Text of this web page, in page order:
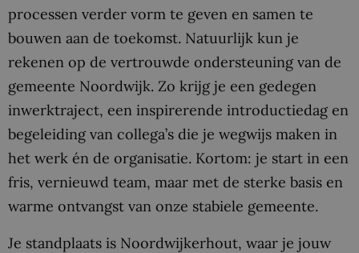
processen verder vorm te geven en samen te
bouwen aan de toekomst. Natuurlijk kun je
rekenen op de vertrouwde ondersteuning van de
gemeente Noordwijk. Zo krijg je een gedegen
inwerktraject, een inspirerende introductiedag en
begeleiding van collega’s die je wegwijs maken in
het werk én de organisatie. Kortom: je start in een
fris, vernieuwd team, maar met de sterke basis en
warme ontvangst van onze stabiele gemeente.
Je standplaats is Noordwijkerhout, waar je jouw